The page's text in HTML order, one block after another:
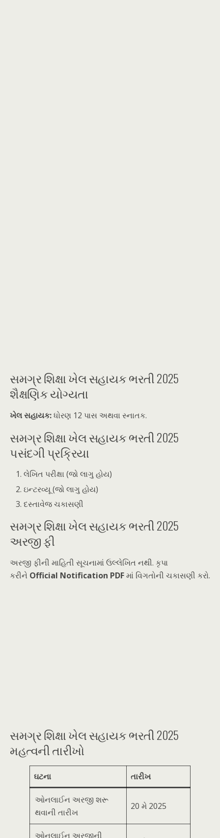
સમગ્ર શિક્ષા ખેલ સહાયક ભરતી 2025
શૈક્ષણિક યોગ્યતા
ખેલ સહાયક:ધોરણ 12 પાસ અથવા સ્નાતક.
સમગ્ર શિક્ષા ખેલ સહાયક ભરતી 2025
પસંદગી પ્રક્રિયા
લેખિત પરીક્ષા (જો લાગુ હોય)
ઇન્ટરવ્યૂ (જો લાગુ હોય)
દસ્તાવેજ ચકાસણી
સમગ્ર શિક્ષા ખેલ સહાયક ભરતી 2025
અરજી ફી
અરજી ફીની માહિતી સૂચનામાં ઉલ્લેખિત નથી. કૃપા
કરીને Official Notification PDFમાં વિગતોની ચકાસણી કરો.
સમગ્ર શિક્ષા ખેલ સહાયક ભરતી 2025
મહત્વની તારીખો
ઘટના તારીખ
ઓનલાઈન અરજી શરૂ
થવાની તારીખ
20 મે 2025
ઓનલાઈન અરજીની